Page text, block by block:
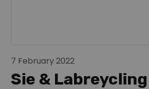
7 February 2022
Sie &